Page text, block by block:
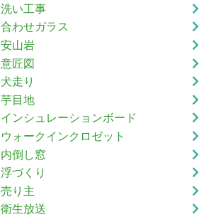
洗い工事
合わせガラス
安山岩
意匠図
犬走り
芋目地
インシュレーションボード
ウォークインクロゼット
内倒し窓
浮づくり
売り主
衛生放送